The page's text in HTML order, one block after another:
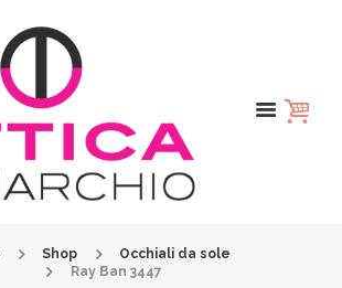
Shop
Occhiali da sole
Ray Ban 3447